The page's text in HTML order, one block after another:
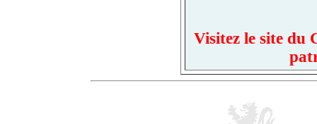
Visitez le site du